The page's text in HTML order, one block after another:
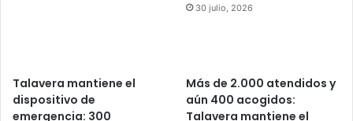
30 julio, 2026
Talavera mantiene el
dispositivo de
emergencia: 300
Más de 2.000 atendidos y
aún 400 acogidos:
Talavera mantiene el